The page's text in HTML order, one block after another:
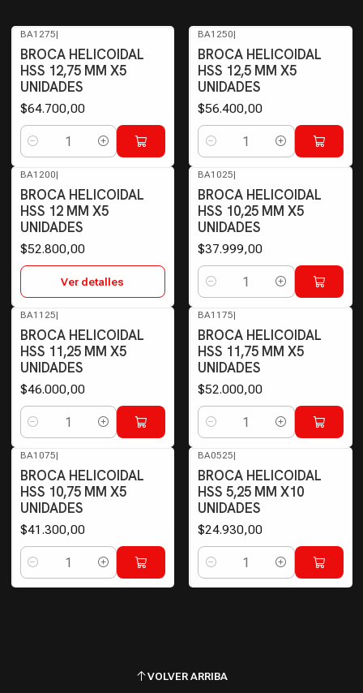
BA1275|
BROCA HELICOIDAL
HSS 12,75 MM X5
UNIDADES
$64.700,00
Cantidad
BA1250|
BROCA HELICOIDAL
HSS 12,5 MM X5
UNIDADES
$56.400,00
Cantidad
Agotado
BA1200|
BROCA HELICOIDAL
HSS 12 MM X5
UNIDADES
$52.800,00
Ver detalles
BA1025|
BROCA HELICOIDAL
HSS 10,25 MM X5
UNIDADES
$37.999,00
Cantidad
BA1125|
BROCA HELICOIDAL
HSS 11,25 MM X5
UNIDADES
$46.000,00
Cantidad
BA1175|
BROCA HELICOIDAL
HSS 11,75 MM X5
UNIDADES
$52.000,00
Cantidad
BA1075|
BROCA HELICOIDAL
HSS 10,75 MM X5
UNIDADES
$41.300,00
Cantidad
BA0525|
BROCA HELICOIDAL
HSS 5,25 MM X10
UNIDADES
$24.930,00
Cantidad
VOLVER ARRIBA